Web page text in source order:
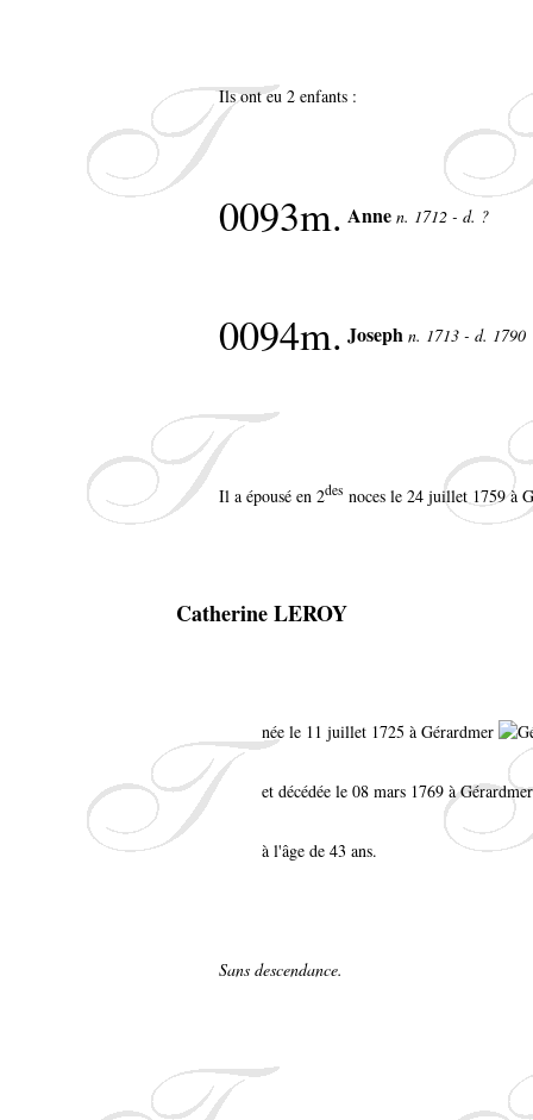
Ils ont eu 2 enfants :
0093m. Anne n. 1712 - d. ?
0094m. Joseph n. 1713 - d. 1790
Il a épousé en 2des noces le 24 juillet 1759 à
Catherine LEROY
née le 11 juillet 1725 à Gérardmer
et décédée le 08 mars 1769 à Gérardmer
à l'âge de 43 ans.
Sans descendance.